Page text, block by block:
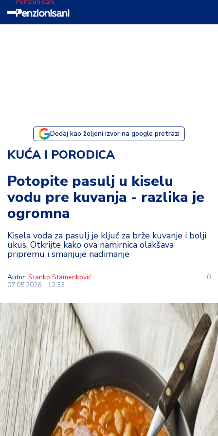
M
bi
M
oj
a
p
e
n
zij
a
K
Dodaj kao željeni izvor na google pretrazi
KUĆA I PORODICA
Potopite pasulj u kiselu
vodu pre kuvanja - razlika je
ogromna
Kisela voda za pasulj je ključ za brže kuvanje i bolji
ukus. Otkrijte kako ova namirnica olakšava
pripremu i smanjuje nadimanje
Autor: Stanko Stamenković
07.05.2026.
12:33
0